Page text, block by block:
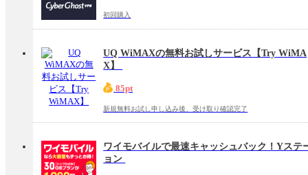
初回購入
UQ WiMAXの無料お試しサービス【Try WiMA
X】
85pt
新規無料お試し申し込み後、受け取り確認完了
ワイモバイルで最速キャッシュバック！Yステ
ョン